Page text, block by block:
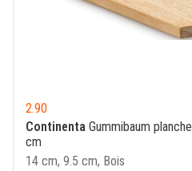
2.90
Continenta Gummibaum
cm
14 cm, 9.5 cm, Bois